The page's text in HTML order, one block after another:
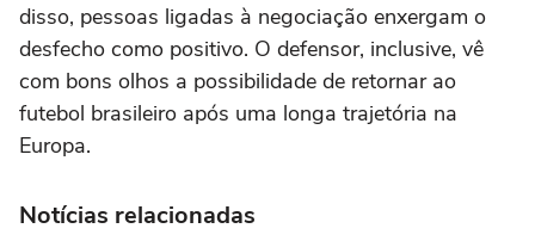
disso, pessoas ligadas à negociação enxergam o
desfecho como positivo. O defensor, inclusive, vê
com bons olhos a possibilidade de retornar ao
futebol brasileiro após uma longa trajetória na
Europa.
Notícias relacionadas